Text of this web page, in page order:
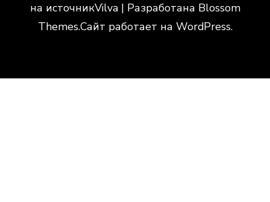
на источникVilva | Разработана Blossom
Themes.Сайт работает на WordPress.